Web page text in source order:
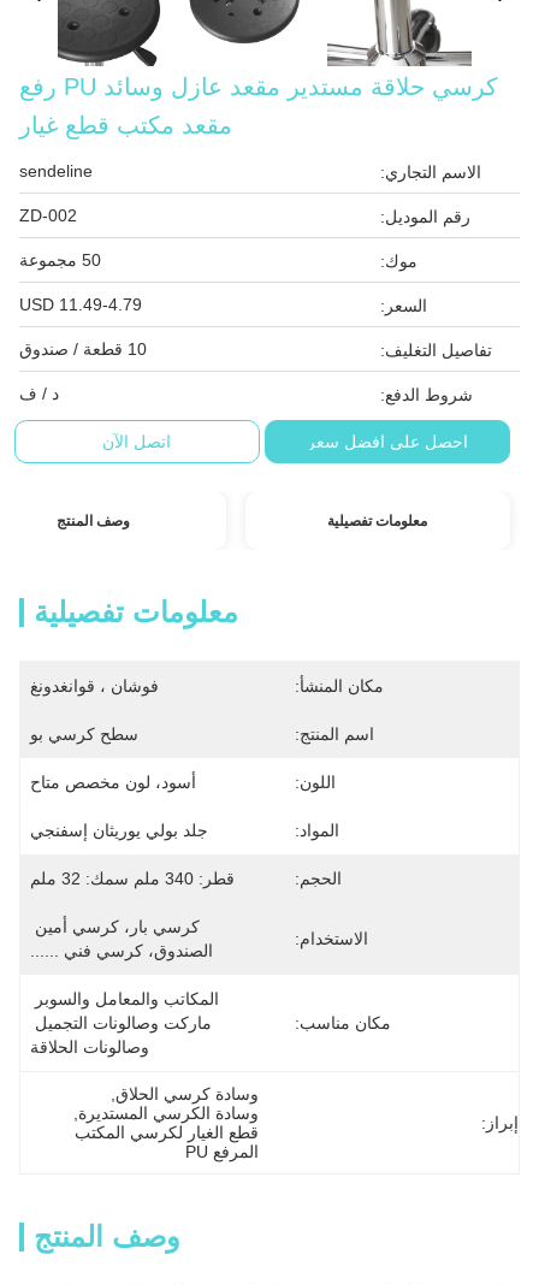
كرسي حلاقة مستدير مقعد عازل وسائد PU رفع
مقعد مكتب قطع غيار
الاسم التجاري: sendeline
رقم الموديل: ZD-002
موك: 50 مجموعة
السعر: USD 11.49-4.79
تفاصيل التغليف: 10 قطعة / صندوق
شروط الدفع: د / ف
احصل على افضل سعر اتصل الآن
معلومات تفصيلية وصف المنتج
معلومات تفصيلية
مكان المنشأ: فوشان ، قوانغدونغ
اسم المنتج: سطح كرسي بو
اللون: أسود، لون مخصص متاح
المواد: جلد بولي يوريثان إسفنجي
الحجم: قطر: 340 ملم سمك: 32 ملم
الاستخدام:
الصندوق، كرسي فني ......
مكان مناسب:
وصالونات الحلاقة
إبراز:
وسادة كرسي الحلاق
وسادة الكرسي المستديرة
المرفع PU
وصف المنتج